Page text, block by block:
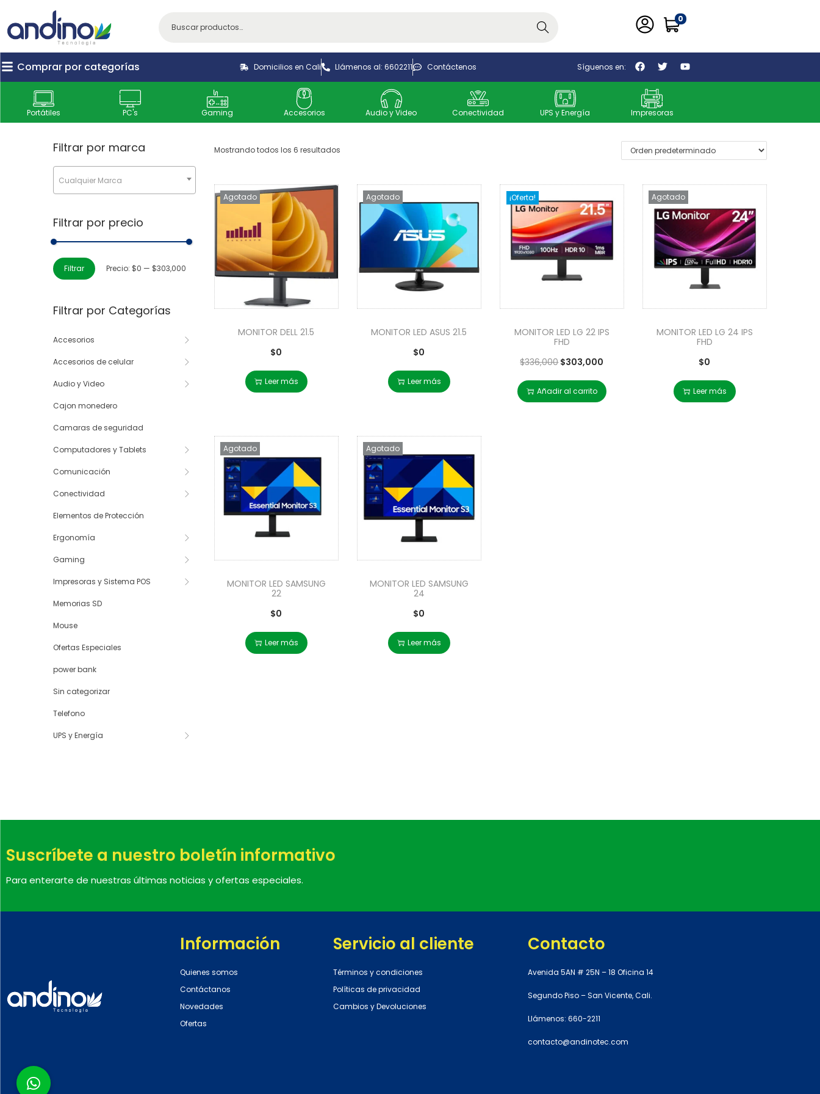
Buscar
0
Comprar por categorías Domicilios en Cali Llámenos al: 6602211 Contáctenos Síguenos en:
Portátiles PC's Gaming Accesorios Audio y Video Conectividad UPS y Energía Impresoras
Mostrando todos los 6 resultados
Agotado
MONITOR DELL 21.5
$0
Leer más
Agotado
MONITOR LED ASUS 21.5
$0
Leer más
¡Oferta!
MONITOR LED LG 22 IPS
FHD
$336,000$303,000
Añadir al carrito
Agotado
MONITOR LED LG 24 IPS
FHD
$0
Leer más
Agotado
MONITOR LED SAMSUNG
22
$0
Leer más
Agotado
MONITOR LED SAMSUNG
24
$0
Leer más
Filtrar por marca
Cualquier Marca
Filtrar por precio
Filtrar Precio: $0 — $303,000
Filtrar por Categorías
Accesorios
Accesorios de celular
Audio y Video
Cajon monedero
Camaras de seguridad
Computadores y Tablets
Comunicación
Conectividad
Elementos de Protección
Ergonomía
Gaming
Impresoras y Sistema POS
Memorias SD
Mouse
Ofertas Especiales
power bank
Sin categorizar
Telefono
UPS y Energía
Suscríbete a nuestro boletín informativo
Para enterarte de nuestras últimas noticias y ofertas especiales.
Información
Quienes somos
Contáctanos
Novedades
Ofertas
Servicio al cliente
Términos y condiciones
Políticas de privacidad
Cambios y Devoluciones
Contacto
Avenida 5AN # 25N – 18 Oficina 14
Segundo Piso – San Vicente, Cali.
Llámenos: 660-2211
contacto@andinotec.com